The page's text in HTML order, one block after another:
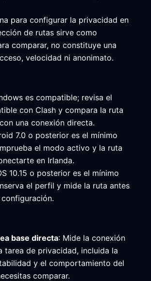
para configurar la privacidad en
de rutas sirve como
comparar, no constituye una
velocidad ni anonimato.
es compatible; revisa el
con Clash y compara la ruta
una conexión directa.
7.0 o posterior es el mínimo
el modo activo y la ruta
en Irlanda.
10.15 o posterior es el mínimo
el perfil y mide la ruta antes
base directa: Mide la conexión
tarea de privacidad, incluida la
y el comportamiento del
comparar.